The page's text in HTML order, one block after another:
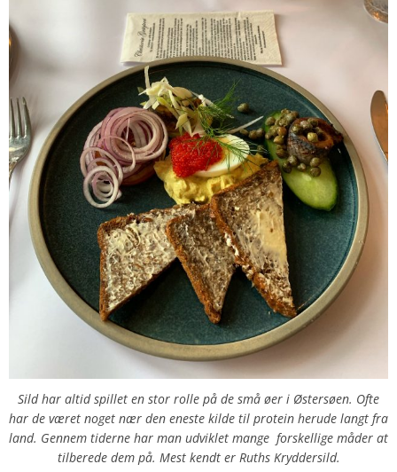
Sild har altid spillet en stor rolle på de små øer i Østersøen. Ofte
har de været noget nær den eneste kilde til protein herude langt fra
land. Gennem tiderne har man udviklet mange forskellige måder at
tilberede dem på. Mest kendt er Ruths Kryddersild.